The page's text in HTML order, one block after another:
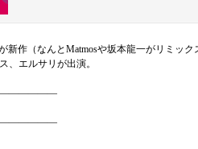
新作（なんとMatmosや坂本龍一がリミッ
、エルサリが出演。